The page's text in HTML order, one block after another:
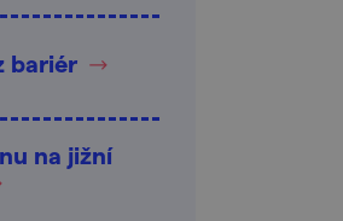
bariér
na jižní